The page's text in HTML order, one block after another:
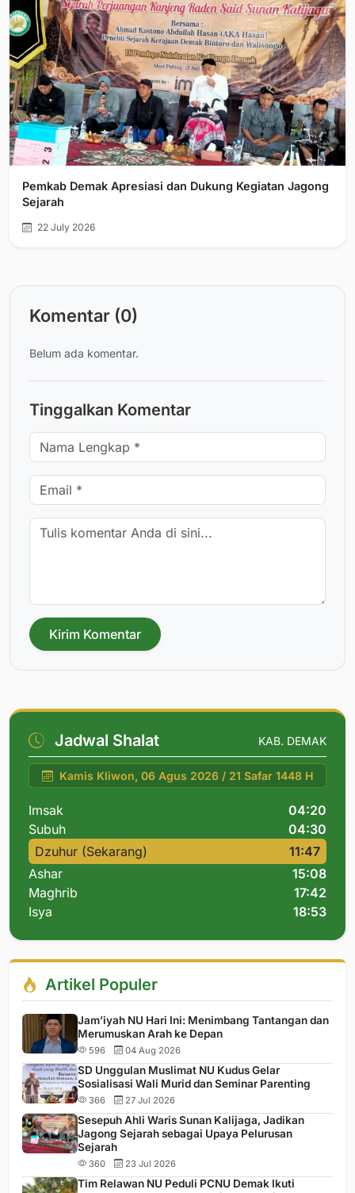
Pemkab Demak Apresiasi dan Dukung Kegiatan Jagong
Sejarah
22 July 2026
Komentar (0)
Belum ada komentar.
Tinggalkan Komentar
Kirim Komentar
Jadwal Shalat KAB. DEMAK
Kamis Kliwon, 06 Agus 2026 / 21 Safar 1448 H
Imsak
04:20
Subuh
04:30
Dzuhur (Sekarang)
11:47
Ashar
15:08
Maghrib
17:42
Isya
18:53
Artikel Populer
Jam’iyah NU Hari Ini: Menimbang Tantangan dan
Merumuskan Arah ke Depan
596 04 Aug 2026
SD Unggulan Muslimat NU Kudus Gelar
Sosialisasi Wali Murid dan Seminar Parenting
366 27 Jul 2026
Sesepuh Ahli Waris Sunan Kalijaga, Jadikan
Jagong Sejarah sebagai Upaya Pelurusan
Sejarah
360 23 Jul 2026
Tim Relawan NU Peduli PCNU Demak Ikuti